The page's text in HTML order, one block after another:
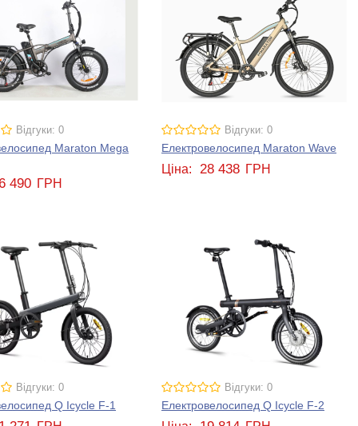
Відгуки: 0
Maraton Mega
490 ГРН
Відгуки: 0
Електровелосипед Maraton Wave
Ціна: 28 438 ГРН
Відгуки: 0
Q Icycle F-1
Відгуки: 0
Електровелосипед Q Icycle F-2